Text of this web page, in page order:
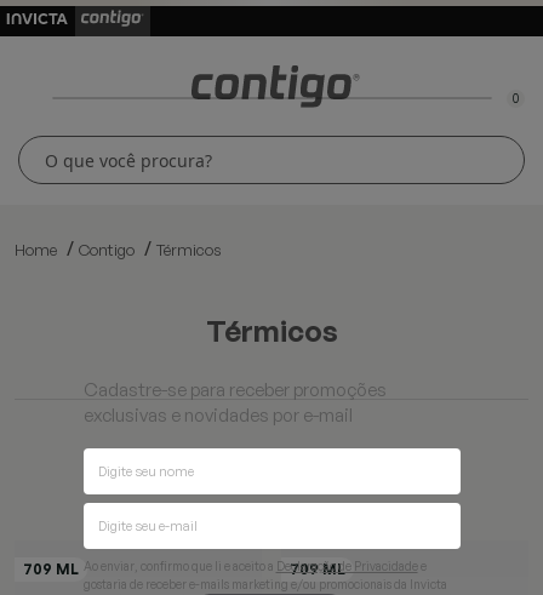
0
Home Contigo Térmicos
térmicos
Filtros
Cadastre-se para receber promoções
exclusivas e novidades por e-mail
Ao enviar, confirmo que li e aceito a Declaração de Privacidade e
gostaria de receber e-mails marketing e/ou promocionais da Invicta